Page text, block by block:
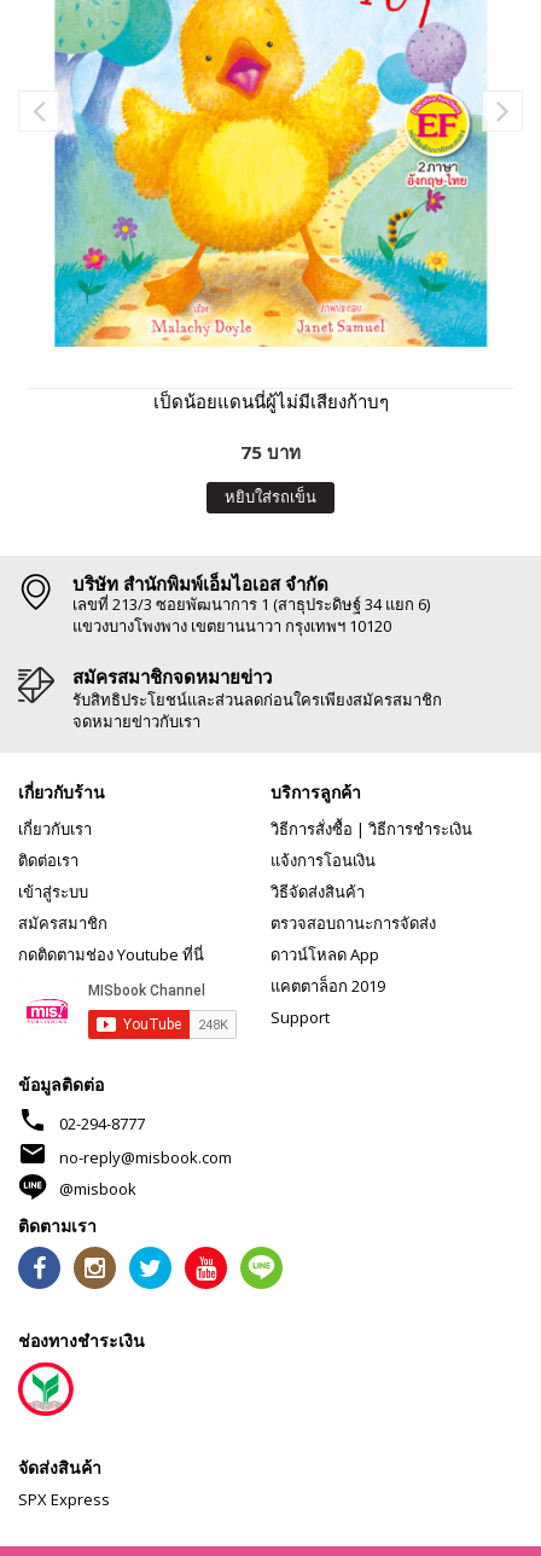
เป็ดน้อยแดนนี่ผู้ไม่มีเสียงก้าบๆ
75 บาท
หยิบใส่รถเข็น
บริษัท สำนักพิมพ์เอ็มไอเอส จำกัด
เลขที่ 213/3 ซอยพัฒนาการ 1 (สาธุประดิษฐ์ 34 แยก 6)
แขวงบางโพงพาง เขตยานนาวา กรุงเทพฯ 10120
สมัครสมาชิกจดหมายข่าว
รับสิทธิประโยชน์และส่วนลดก่อนใครเพียงสมัครสมาชิก
จดหมายข่าวกับเรา
เกี่ยวกับร้าน
เกี่ยวกับเรา
ติดต่อเรา
เข้าสู่ระบบ
สมัครสมาชิก
กดติดตามช่อง Youtube ที่นี่
บริการลูกค้า
วิธีการสั่งซื้อ | วิธีการชำระเงิน
แจ้งการโอนเงิน
วิธีจัดส่งสินค้า
ตรวจสอบถานะการจัดส่ง
ดาวน์โหลด App
แคตตาล็อก 2019
Support
ข้อมูลติดต่อ
phone 02-294-8777
mail
no-reply@misbook.com
@misbook
ติดตามเรา
ช่องทางชำระเงิน
จัดส่งสินค้า
SPX Express